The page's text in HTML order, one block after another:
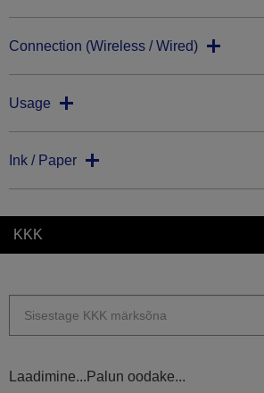
Connection (Wireless / Wired)
Usage
Ink / Paper
KKK
Laadimine...Palun oodake...